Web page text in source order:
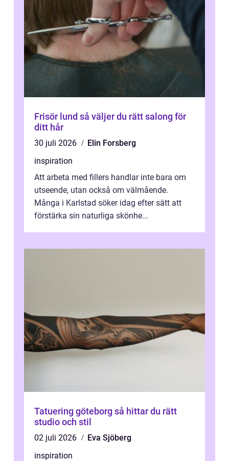
Frisör lund så väljer du rätt salong för
ditt hår
30 juli 2026
Elin Forsberg
inspiration
Att arbeta med fillers handlar inte bara om
utseende, utan också om välmående.
Många i Karlstad söker idag efter sätt att
förstärka sin naturliga skönhe...
Tatuering göteborg så hittar du rätt
studio och stil
02 juli 2026
Eva Sjöberg
inspiration